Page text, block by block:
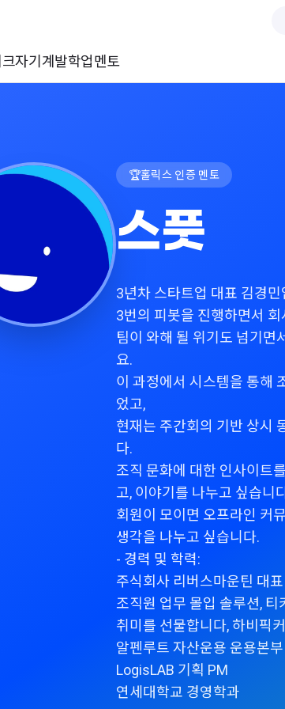
자기계발학업멘토
🏆홀릭스 인증 멘토
스풋
3년차 스타트업 대표 김경민
3번의 피봇을 진행하면서
팀이 와해 될 위기도 넘기면
요.
이 과정에서 시스템을 통해
었고,
현재는 주간회의 기반 상시
다.
조직 문화에 대한 인사이트
고, 이야기를 나누고 싶습니
회원이 모이면 오프라인 커
생각을 나누고 싶습니다.
- 경력 및 학력:
주식회사 리버스마운틴 대
조직원 업무 몰입 솔루션,
취미를 선물합니다, 하비픽
알펜루트 자산운용 운용본부
LogisLAB 기획 PM
연세대학교 경영학과